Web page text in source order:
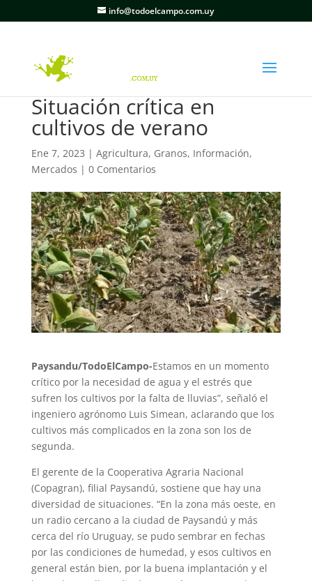
info@todoelcampo.com.uy
Situación crítica en
cultivos de verano
Ene 7, 2023 | Agricultura, Granos, Información,
Mercados | 0 Comentarios
Paysandu/TodoElCampo-Estamos en un momento
crítico por la necesidad de agua y el estrés que
sufren los cultivos por la falta de lluvias”, señaló el
ingeniero agrónomo Luis Simean, aclarando que los
cultivos más complicados en la zona son los de
segunda.
El gerente de la Cooperativa Agraria Nacional
(Copagran), filial Paysandú, sostiene que hay una
diversidad de situaciones. “En la zona más oeste, en
un radio cercano a la ciudad de Paysandú y más
cerca del río Uruguay, se pudo sembrar en fechas
por las condiciones de humedad, y esos cultivos en
general están bien, por la buena implantación y el